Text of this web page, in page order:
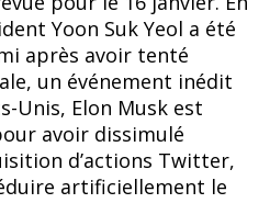
Yoon Suk Yeol a été
après avoir tenté
un événement inédit
Unis, Elon Musk est
avoir dissimulé
d’actions Twitter,
artificiellement le